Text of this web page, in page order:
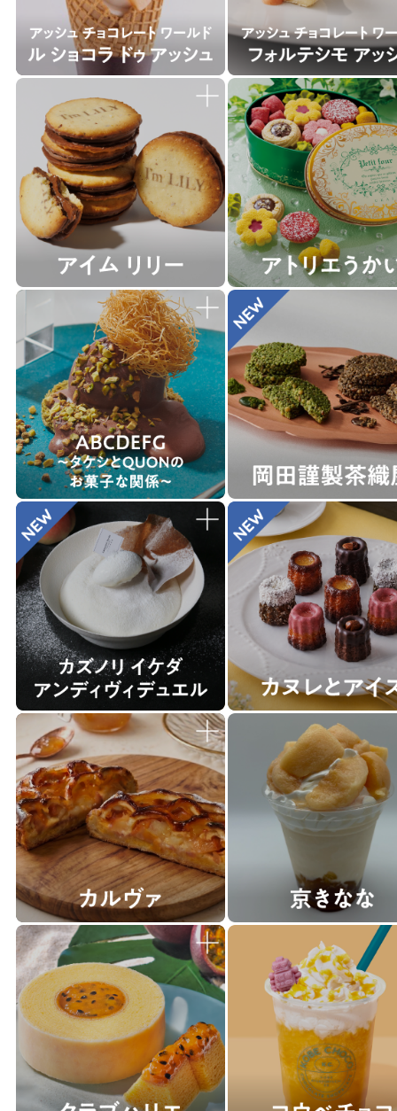
・会場内にお手荷物やベビーカー
ございません。
・運営の都合上、上記ルールは予
ございますので、ご了承ください
・ご来場いただきましたお客さま
内容に同意したものといたします